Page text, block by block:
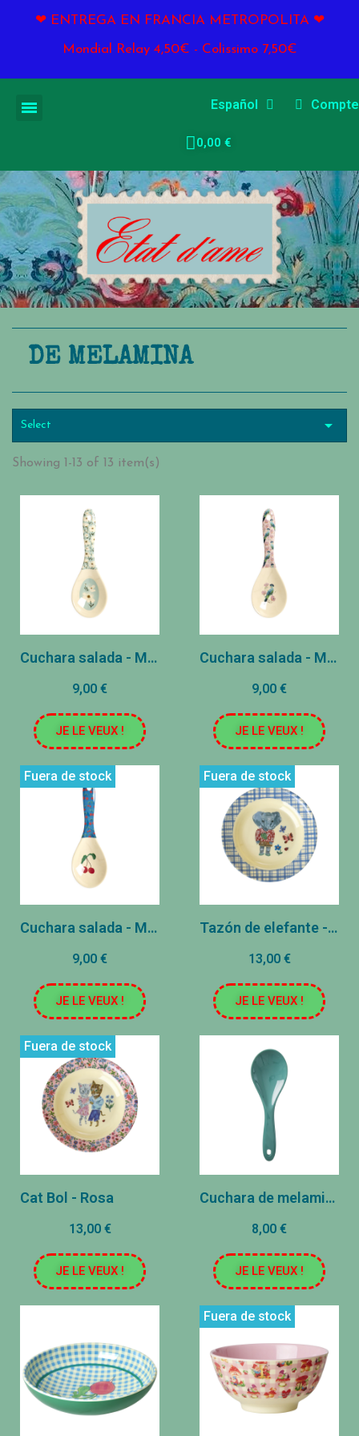
❤ ENTREGA EN FRANCIA METROPOLITA ❤
Mondial Relay 4,50€ - Colissimo 7,50€
Español Compte
0,00 €
DE MELAMINA
Select 
Showing 1-13 of 13 item(s)
Cuchara salada - Melamina - Flores blancas
9,00 €
JE LE VEUX !
Cuchara salada - Melamina - Flores rosadas
9,00 €
JE LE VEUX !
Fuera de stock
Cuchara salada - Melamina - Cereza
9,00 €
JE LE VEUX !
Fuera de stock
Tazón de elefante - Azul
13,00 €
JE LE VEUX !
Fuera de stock
Cat Bol - Rosa
13,00 €
JE LE VEUX !
Cuchara de melamina - Varios colores
8,00 €
JE LE VEUX !
Fuera de stock